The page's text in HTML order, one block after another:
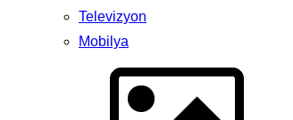
Televizyon
Mobilya